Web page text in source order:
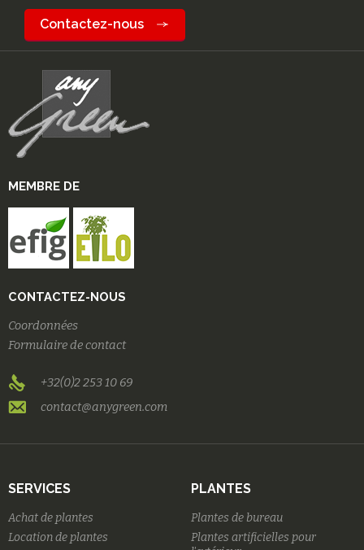
Contactez-nous
MEMBRE DE
CONTACTEZ-NOUS
Coordonnées
Formulaire de contact
+32(0)2 253 10 69
contact@anygreen.com
SERVICES
Achat de plantes
Location de plantes
PLANTES
Plantes de bureau
Plantes artificielles pour